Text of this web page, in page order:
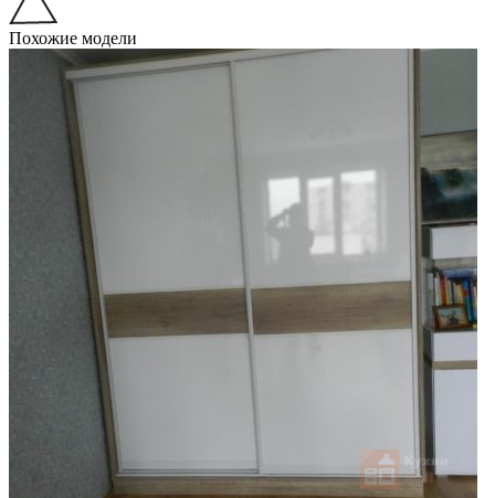
Похожие модели